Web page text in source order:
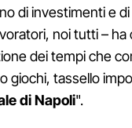
di investimenti e
noi tutti –
dei tempi che
giochi, tassello
di Napoli".